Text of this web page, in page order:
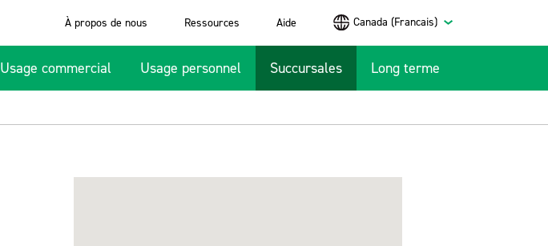
À propos de nous Ressources Aide Canada (Francais)
Usage commercial Usage personnel Succursales Long terme